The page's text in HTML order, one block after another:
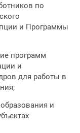
по
и Программы
программ
и
для работы в
и